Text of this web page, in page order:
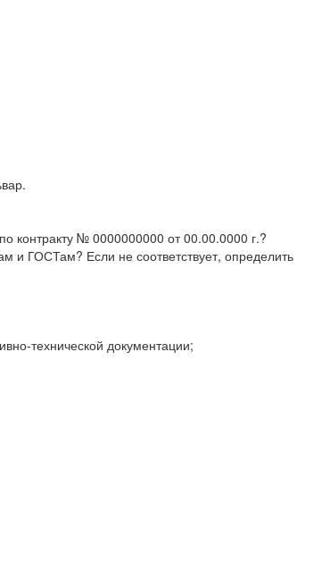
контракту № 0000000000 от 00.00.0000 г.?
и ГОСТам? Если не соответствует, определить
технической документации;